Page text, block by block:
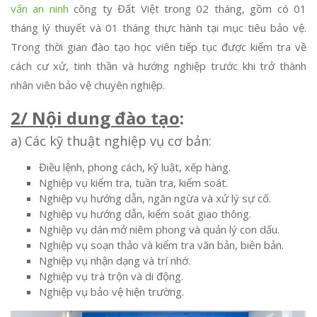
vấn an ninh công ty Đất Việt trong 02 tháng, gồm có 01
tháng lý thuyết và 01 tháng thực hành tại mục tiêu bảo vệ.
Trong thời gian đào tạo học viên tiếp tục được kiểm tra về
cách cư xử, tinh thần và hướng nghiệp trước khi trở thành
nhân viên bảo vệ chuyên nghiệp.
2/ Nội dung đào tạo:
a) Các kỹ thuật nghiệp vụ cơ bản:
Điều lệnh, phong cách, kỹ luật, xếp hàng.
Nghiệp vụ kiểm tra, tuần tra, kiểm soát.
Nghiệp vụ hướng dẫn, ngăn ngừa và xử lý sự cố.
Nghiệp vụ hướng dẫn, kiểm soát giao thông.
Nghiệp vụ dán mở niêm phong và quản lý con dấu.
Nghiệp vụ soạn thảo và kiểm tra văn bản, biên bản.
Nghiệp vụ nhận dạng và trí nhớ.
Nghiệp vụ trà trộn và di động.
Nghiệp vụ bảo vệ hiện trường.